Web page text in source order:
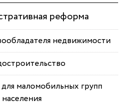
реформа
недвижимости
маломобильных групп
населения